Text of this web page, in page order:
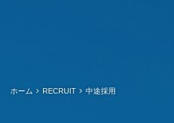
ホーム RECRUIT 中途採用